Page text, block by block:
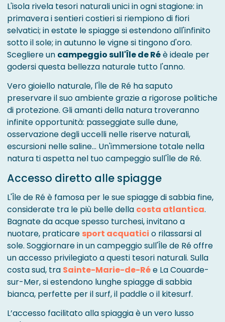
L'isola rivela tesori naturali unici in ogni stagione: in
primavera i sentieri costieri si riempiono di fiori
selvatici; in estate le spiagge si estendono all'infinito
sotto il sole; in autunno le vigne si tingono d'oro.
Scegliere un campeggio sull'Île de Réè ideale per
godersi questa bellezza naturale tutto l'anno.
Vero gioiello naturale, l'Île de Ré ha saputo
preservare il suo ambiente grazie a rigorose politiche
di protezione. Gli amanti della natura troveranno
infinite opportunità: passeggiate sulle dune,
osservazione degli uccelli nelle riserve naturali,
escursioni nelle saline... Un'immersione totale nella
natura ti aspetta nel tuo campeggio sull'Île de Ré.
Accesso diretto alle spiagge
L'Île de Ré è famosa per le sue spiagge di sabbia fine,
considerate tra le più belle della costa atlantica.
Bagnate da acque spesso turchesi, invitano a
nuotare, praticare sport acquatici o rilassarsi al
sole. Soggiornare in un campeggio sull'Île de Ré offre
un accesso privilegiato a questi tesori naturali. Sulla
costa sud, tra Sainte-Marie-de-Rée La Couarde-
sur-Mer, si estendono lunghe spiagge di sabbia
bianca, perfette per il surf, il paddle o il kitesurf.
L’accesso facilitato alla spiaggia è un vero lusso